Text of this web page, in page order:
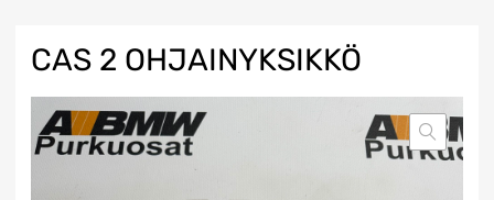
CAS 2 OHJAINYKSIKKÖ